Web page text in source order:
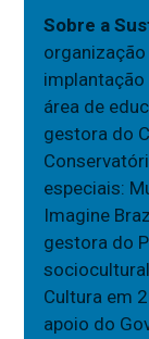
Sobre a
área de
gestora do
especiais:
Imagine
gestora do
Cultura em
apoio do